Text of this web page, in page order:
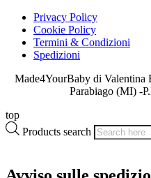
Privacy Policy
Cookie Policy
Termini & Condizioni
Spedizioni
Made4YourBaby di Valentina
Parabiago (MI) -
top
Products search